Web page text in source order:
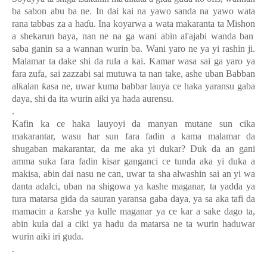
ba sabon abu ba ne. In dai kai na yawo sanda na yawo wata
rana tabbas za a haɗu. Ina koyarwa a wata makaranta ta Mishon
a shekarun baya, nan ne na ga wani abin al'ajabi wanda ban
saba ganin sa a wannan wurin ba. Wani yaro ne ya yi rashin ji.
Malamar ta dake shi da rula a kai. Kamar wasa sai ga yaro ya
fara zufa, sai zazzabi sai mutuwa ta nan take, ashe uban Babban
alƙalan ƙasa ne, uwar kuma babbar lauya ce haka yaransu gaba
daya, shi da ita wurin aiki ya hada aurensu.
.
Kafin ka ce haka lauyoyi da manyan mutane sun cika
makarantar, wasu har sun fara fadin a kama malamar da
shugaban makarantar, da me aka yi dukar? Duk da an gani
amma suka fara fadin kisar ganganci ce tunda aka yi duka a
makisa, abin dai nasu ne can, uwar ta sha alwashin sai an yi wa
danta adalci, uban na shigowa ya kashe maganar, ta yadda ya
tura matarsa gida da sauran yaransa gaba daya, ya sa aka tafi da
mamacin a ƙarshe ya kulle maganar ya ce kar a sake dago ta,
abin kula dai a ciki ya hadu da matarsa ne ta wurin haduwar
wurin aiki iri guda.
.